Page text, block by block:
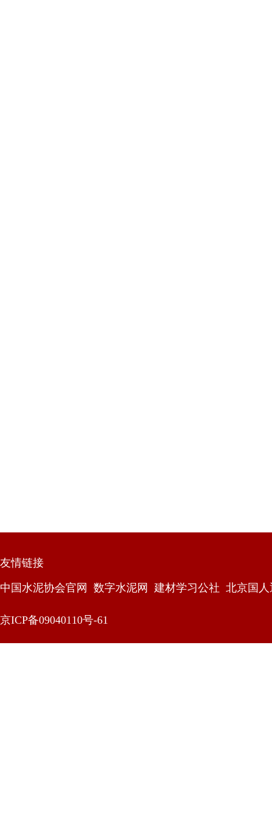
友情链接
中国水泥协会官网 数字水泥网 建材学习公社 北京国
京ICP备09040110号-61